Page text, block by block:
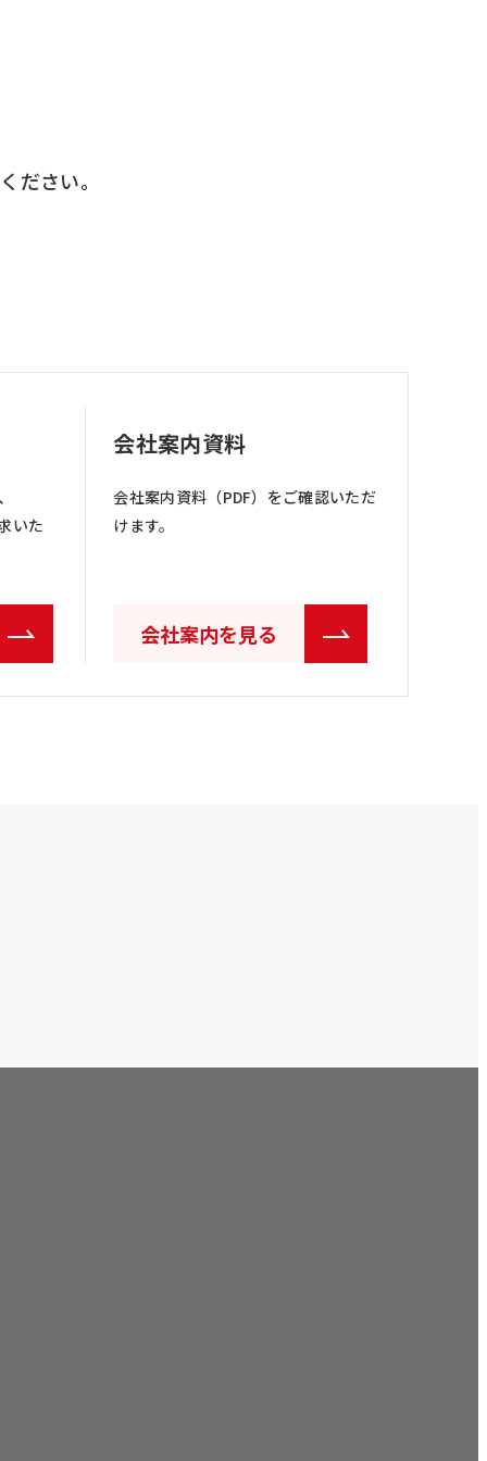
ださい。
いた
会社案内資料
会社案内資料（PDF）をご確認いただ
けます。
会社案内を見る